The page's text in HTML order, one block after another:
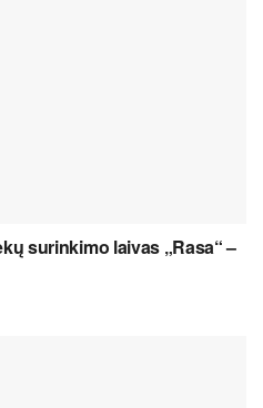
surinkimo laivas „Rasa“ –